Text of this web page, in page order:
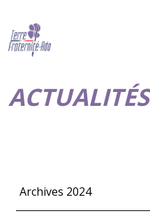
ACTUALITÉS
Archives 2024